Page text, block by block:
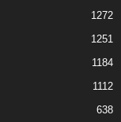
1272
1251
1184
1112
638